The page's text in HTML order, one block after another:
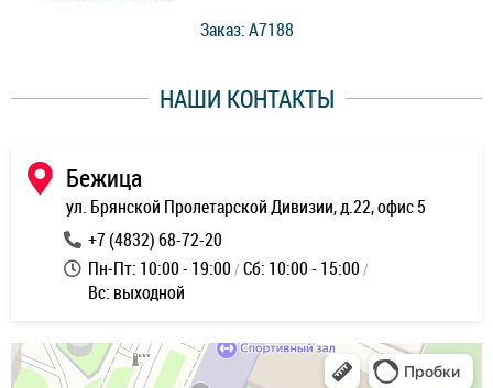
работы и оперативность!Заказ: A7188
НАШИ КОНТАКТЫ
Бежица
ул. Брянской Пролетарской Дивизии, д.22, офис 5
+7 (4832) 68-72-20
Пн-Пт: 10:00 - 19:00 Сб: 10:00 - 15:00
Вс: выходной